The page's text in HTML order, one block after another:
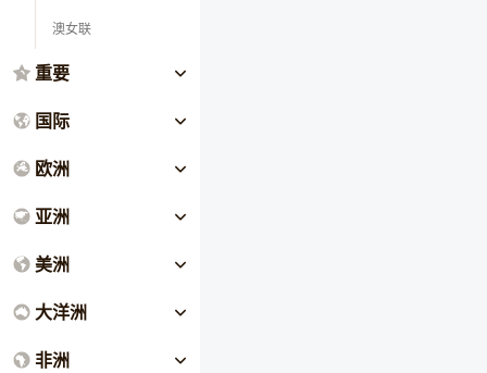
澳女联
重要
国际
欧洲
亚洲
美洲
大洋洲
非洲